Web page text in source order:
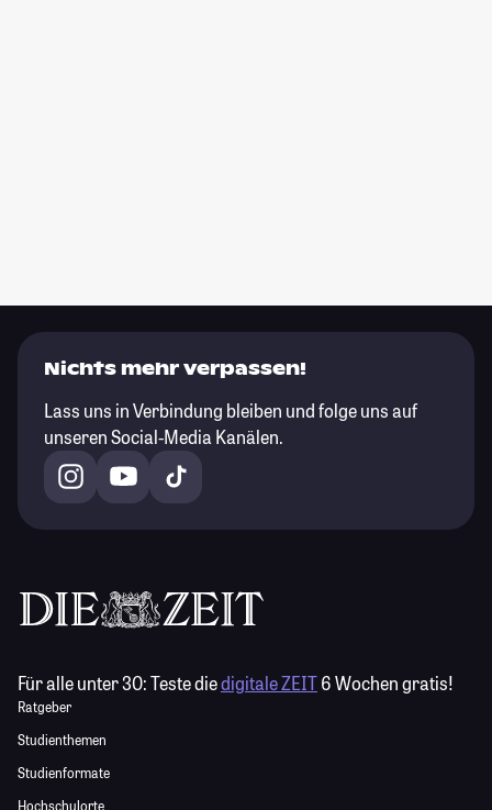
Nichts mehr verpassen!
Lass uns in Verbindung bleiben und folge uns auf
unseren Social-Media Kanälen.
Für alle unter 30:Teste diedigitale ZEIT6 Wochen gratis!
Ratgeber
Studienthemen
Studienformate
Hochschulorte